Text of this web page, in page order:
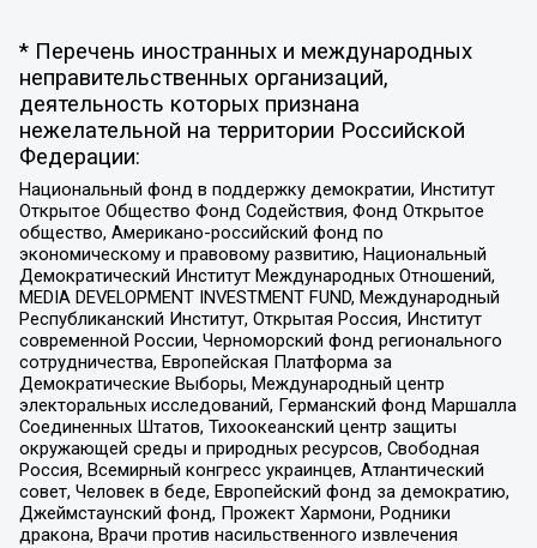
* Перечень иностранных и международных
неправительственных организаций,
деятельность которых признана
нежелательной на территории Российской
Федерации:
Национальный фонд в поддержку демократии, Институт
Открытое Общество Фонд Содействия, Фонд Открытое
общество, Американо-российский фонд по
экономическому и правовому развитию, Национальный
Демократический Институт Международных Отношений,
MEDIA DEVELOPMENT INVESTMENT FUND, Международный
Республиканский Институт, Открытая Россия, Институт
современной России, Черноморский фонд регионального
сотрудничества, Европейская Платформа за
Демократические Выборы, Международный центр
электоральных исследований, Германский фонд Маршалла
Соединенных Штатов, Тихоокеанский центр защиты
окружающей среды и природных ресурсов, Свободная
Россия, Всемирный конгресс украинцев, Атлантический
совет, Человек в беде, Европейский фонд за демократию,
Джеймстаунский фонд, Прожект Хармони, Родники
дракона, Врачи против насильственного извлечения